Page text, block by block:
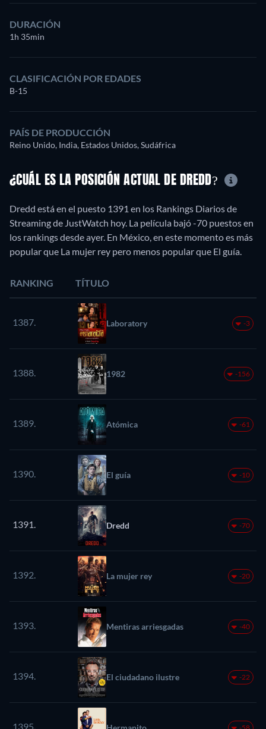
DURACIÓN
1h 35min
CLASIFICACIÓN POR EDADES
B-15
PAÍS DE PRODUCCIÓN
Reino Unido, India, Estados Unidos, Sudáfrica
¿CUÁL ES LA POSICIÓN ACTUAL DE DREDD?
Dredd está en el puesto 1391 en los Rankings Diarios de
Streaming de JustWatch hoy. La película bajó -70 puestos en
los rankings desde ayer. En México, en este momento es más
popular que La mujer rey pero menos popular que El guía.
RANKING TÍTULO
1387. Laboratory -3
1388. 1982 -156
1389. Atómica -61
1390. El guía -10
1391. Dredd -70
1392. La mujer rey -20
1393. Mentiras arriesgadas -40
1394. El ciudadano ilustre -22
1395. -58